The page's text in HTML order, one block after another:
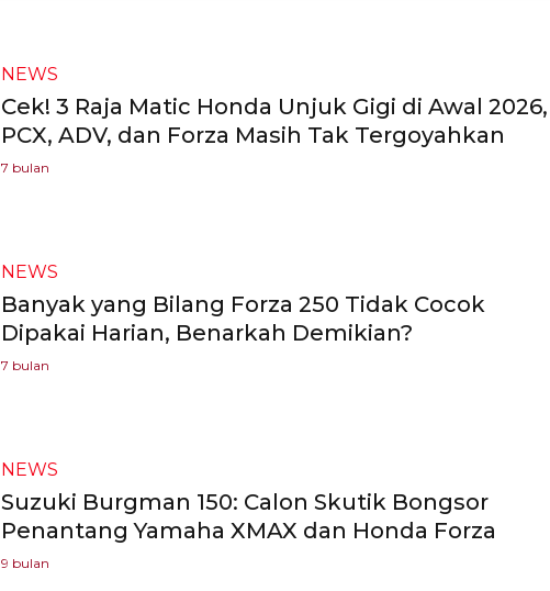
NEWS
Cek! 3 Raja Matic Honda Unjuk Gigi di Awal 2026,
PCX, ADV, dan Forza Masih Tak Tergoyahkan
7 bulan
NEWS
Banyak yang Bilang Forza 250 Tidak Cocok
Dipakai Harian, Benarkah Demikian?
7 bulan
NEWS
Suzuki Burgman 150: Calon Skutik Bongsor
Penantang Yamaha XMAX dan Honda Forza
9 bulan